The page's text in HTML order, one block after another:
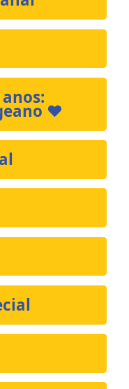
❤️